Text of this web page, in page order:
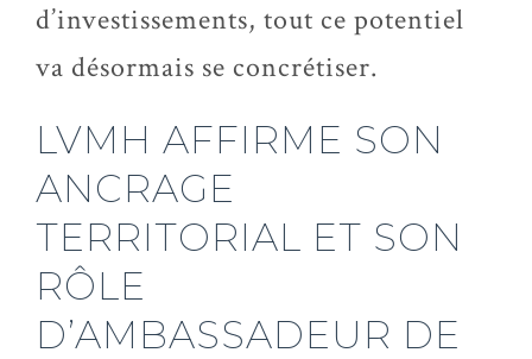
d’investissements, tout ce potentiel
va désormais se concrétiser.
LVMH AFFIRME SON
ANCRAGE
TERRITORIAL ET SON
RÔLE
D’AMBASSADEUR DE